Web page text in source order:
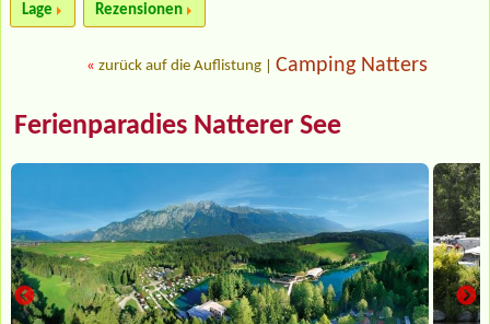
Lage Rezensionen
« zurück auf die Auflistung Camping Natters
Ferienparadies Natterer See